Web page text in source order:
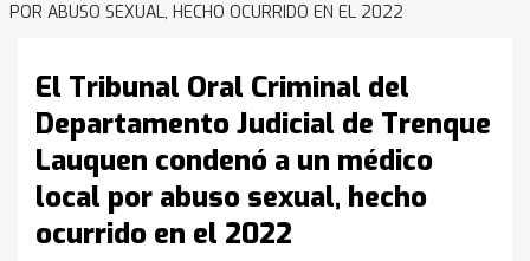
POR ABUSO SEXUAL, HECHO OCURRIDO EN EL 2022
El Tribunal Oral Criminal del
Departamento Judicial de Trenque
Lauquen condenó a un médico
local por abuso sexual, hecho
ocurrido en el 2022